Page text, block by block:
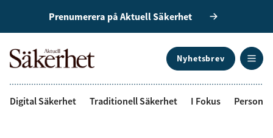
Prenumerera på Aktuell Säkerhet
Nyhetsbrev
Digital Säkerhet Traditionell Säkerhet I Fokus